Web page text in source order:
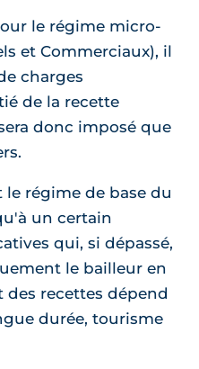
le régime micro-
et Commerciaux), il
charges
de la recette
donc imposé que
le régime de base du
un certain
qui, si dépassé,
le bailleur en
des recettes dépend
durée, tourisme